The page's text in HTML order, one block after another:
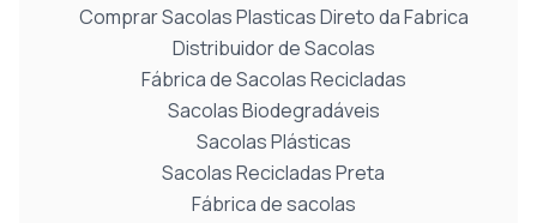
Comprar Sacolas Plasticas Direto da Fabrica
Distribuidor de Sacolas
Fábrica de Sacolas Recicladas
Sacolas Biodegradáveis
Sacolas Plásticas
Sacolas Recicladas Preta
Fábrica de sacolas